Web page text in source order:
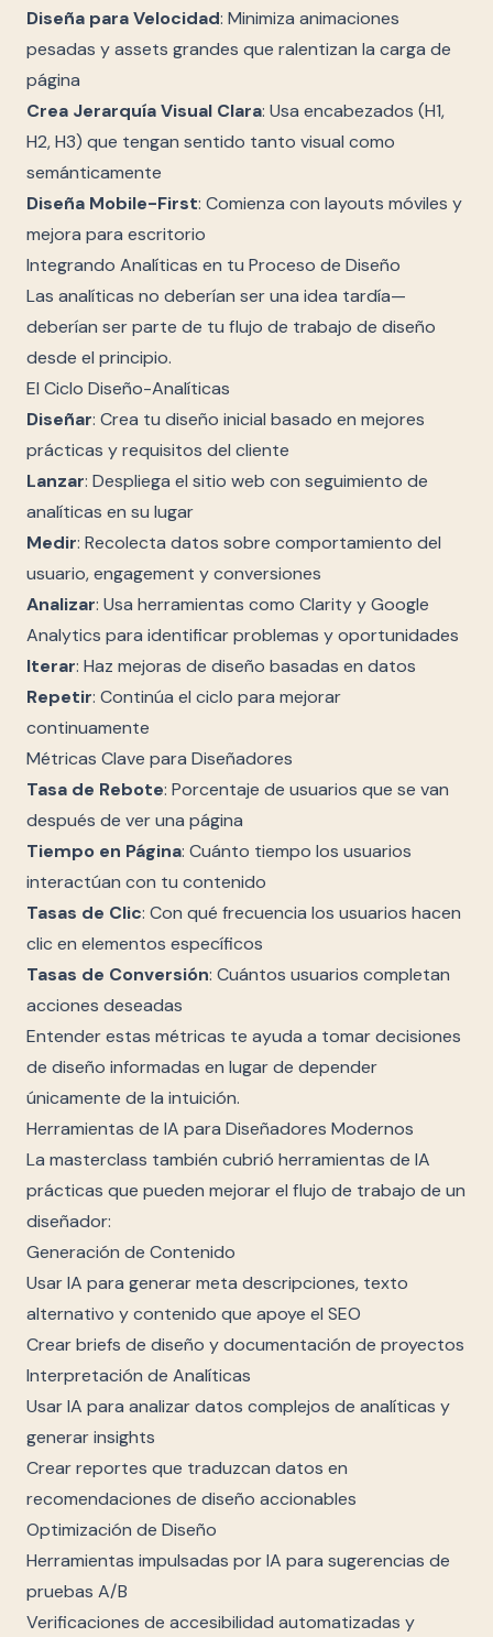
Diseña para Velocidad: Minimiza animaciones
pesadas y assets grandes que ralentizan la carga de
página
Crea Jerarquía Visual Clara: Usa encabezados (H1,
H2, H3) que tengan sentido tanto visual como
semánticamente
Diseña Mobile-First: Comienza con layouts móviles y
mejora para escritorio
Integrando Analíticas en tu Proceso de Diseño
Las analíticas no deberían ser una idea tardía—
deberían ser parte de tu flujo de trabajo de diseño
desde el principio.
El Ciclo Diseño-Analíticas
Diseñar: Crea tu diseño inicial basado en mejores
prácticas y requisitos del cliente
Lanzar: Despliega el sitio web con seguimiento de
analíticas en su lugar
Medir: Recolecta datos sobre comportamiento del
usuario, engagement y conversiones
Analizar: Usa herramientas como Clarity y Google
Analytics para identificar problemas y oportunidades
Iterar: Haz mejoras de diseño basadas en datos
Repetir: Continúa el ciclo para mejorar
continuamente
Métricas Clave para Diseñadores
Tasa de Rebote: Porcentaje de usuarios que se van
después de ver una página
Tiempo en Página: Cuánto tiempo los usuarios
interactúan con tu contenido
Tasas de Clic: Con qué frecuencia los usuarios hacen
clic en elementos específicos
Tasas de Conversión: Cuántos usuarios completan
acciones deseadas
Entender estas métricas te ayuda a tomar decisiones
de diseño informadas en lugar de depender
únicamente de la intuición.
Herramientas de IA para Diseñadores Modernos
La masterclass también cubrió herramientas de IA
prácticas que pueden mejorar el flujo de trabajo de un
diseñador:
Generación de Contenido
Usar IA para generar meta descripciones, texto
alternativo y contenido que apoye el SEO
Crear briefs de diseño y documentación de proyectos
Interpretación de Analíticas
Usar IA para analizar datos complejos de analíticas y
generar insights
Crear reportes que traduzcan datos en
recomendaciones de diseño accionables
Optimización de Diseño
Herramientas impulsadas por IA para sugerencias de
pruebas A/B
Verificaciones de accesibilidad automatizadas y